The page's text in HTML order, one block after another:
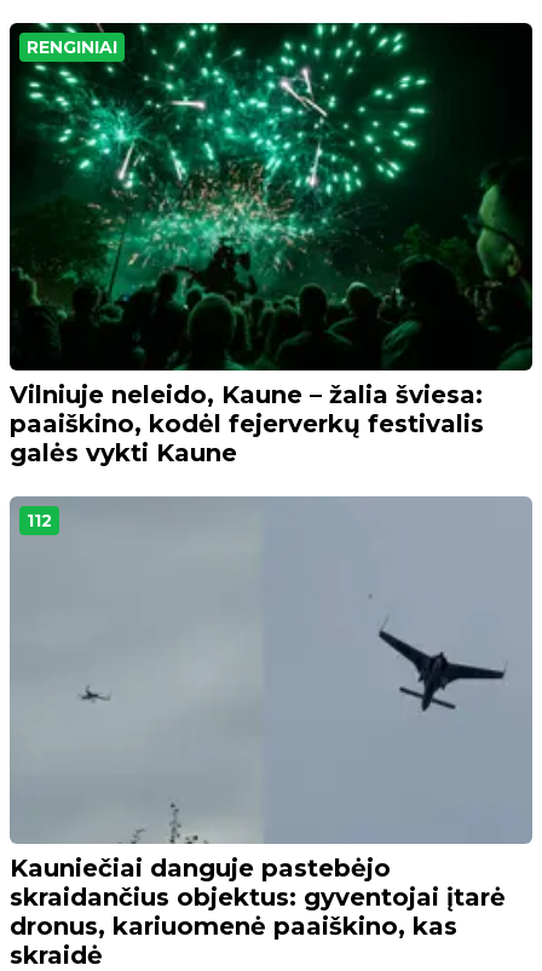
RENGINIAI
Vilniuje neleido, Kaune – žalia šviesa:
paaiškino, kodėl fejerverkų festivalis
galės vykti Kaune
112
Kauniečiai danguje pastebėjo
skraidančius objektus: gyventojai įtarė
dronus, kariuomenė paaiškino, kas
skraidė